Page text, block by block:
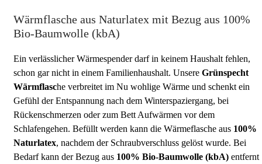
Wärmflasche aus Naturlatex mit Bezug aus 100%
Bio-Baumwolle (kbA)
Ein verlässlicher Wärmespender darf in keinem Haushalt fehlen,
schon gar nicht in einem Familienhaushalt. Unsere Grünspecht
Wärmflasche verbreitet im Nu wohlige Wärme und schenkt ein
Gefühl der Entspannung nach dem Winterspaziergang, bei
Rückenschmerzen oder zum Bett Aufwärmen vor dem
Schlafengehen. Befüllt werden kann die Wärmeflasche aus 100%
Naturlatex, nachdem der Schraubverschluss gelöst wurde. Bei
Bedarf kann der Bezug aus 100% Bio-Baumwolle (kbA) entfernt